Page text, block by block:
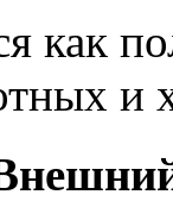
как
и